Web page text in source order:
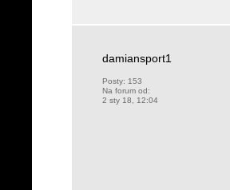
damiansport1
Posty: 153
Na forum od:
2 sty 18, 12:04